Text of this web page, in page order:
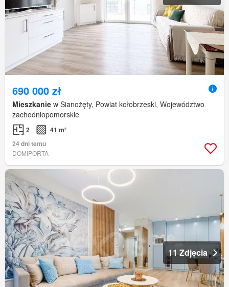
690 000 zł
Mieszkanie w Sianożęty, Powiat kołobrzeski, Województwo
zachodniopomorskie
2
41 m²
24 dni temu
DOMIPORTA
11 Zdjęcia